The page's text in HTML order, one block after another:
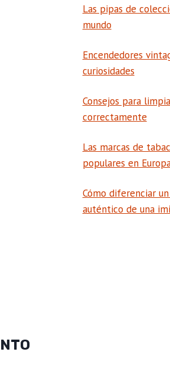
Las pipas de
mundo
Encendedores
curiosidades
Consejos para
correctamente
Las marcas de
populares en
Cómo diferenciar
auténtico de una